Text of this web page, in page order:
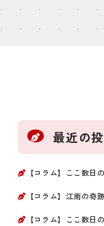
最近の
【コラム】ここ数日
【コラム】江南の奇
【コラム】ここ数日